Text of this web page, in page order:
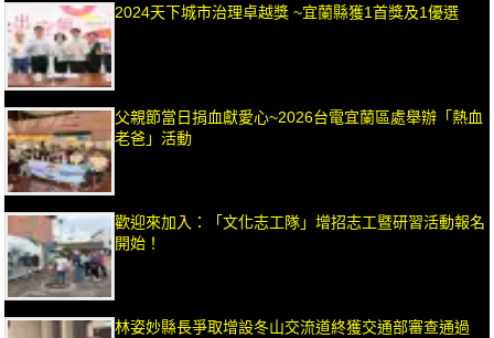
2024天下城市治理卓越獎 ~宜蘭縣獲1首獎及1優選
父親節當日捐血獻愛心~2026台電宜蘭區處舉辦「熱血
老爸」活動
歡迎來加入：「文化志工隊」增招志工暨研習活動報名
開始！
林姿妙縣長爭取增設冬山交流道終獲交通部審查通過